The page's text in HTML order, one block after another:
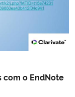
com o EndNote